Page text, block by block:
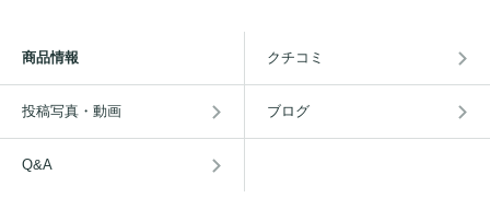
商品情報 クチコミ
投稿写真・動画 ブログ
Q&A